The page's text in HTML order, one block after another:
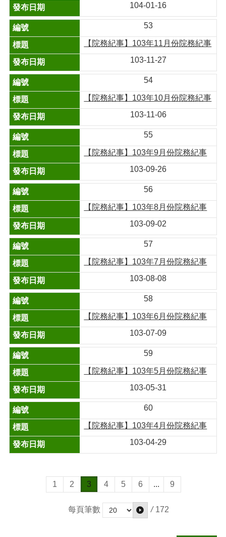
104-01-16
53
【院務紀事】103年11月份院務紀事
103-11-27
54
【院務紀事】103年10月份院務紀事
103-11-06
55
【院務紀事】103年9月份院務紀事
103-09-26
56
【院務紀事】103年8月份院務紀事
103-09-02
57
【院務紀事】103年7月份院務紀事
103-08-08
58
【院務紀事】103年6月份院務紀事
103-07-09
59
【院務紀事】103年5月份院務紀事
103-05-31
60
【院務紀事】103年4月份院務紀事
103-04-29
1 2 3 4 5 6 ... 9
每頁筆數 / 172